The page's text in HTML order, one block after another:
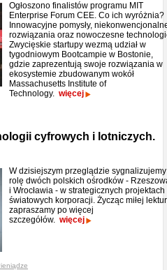
Ogłoszono finalistów programu MIT
Enterprise Forum CEE. Co ich wyróżnia?
Innowacyjne pomysły,
rozwiązania oraz nowoczesne
Zwycięskie startupy wezmą udział w
tygodniowym Bootcampie w Bostonie,
gdzie zaprezentują swoje rozwiązania w
ekosystemie zbudowanym wokół
Massachusetts Institute of
Technology. więcej
cyfrowych i lotniczych.
W dzisiejszym przeglądzie sygnalizujemy
rolę dwóch polskich ośrodków -
i Wrocławia - w strategicznych projektach
światowych korporacji. Życząc miłej
zapraszamy po więcej
szczegółów. więcej